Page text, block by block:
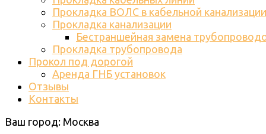
Прокладка ВОЛС в кабельной канализации
Прокладка канализации
Бестраншейная замена
Прокладка трубопровода
Прокол под дорогой
Аренда ГНБ установок
Отзывы
Контакты
Ваш город: Москва